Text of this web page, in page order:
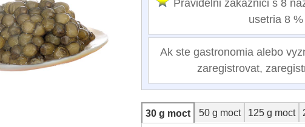
Pravidelni zakaznici s 8
usetria 8
Ak ste gastronomia alebo
zaregistrovat,
30 g moct 50 g moct 125 g moct